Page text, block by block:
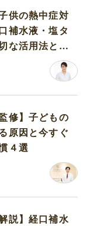
供の熱中症対
補水液・塩タ
な活用法と水
修】子どもの
原因と今すぐ
４選
説】経口補水